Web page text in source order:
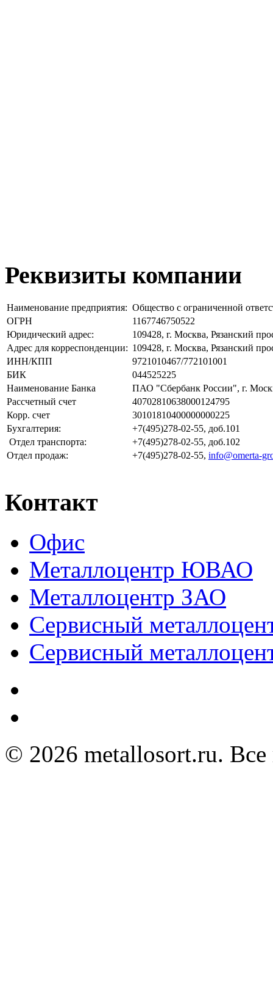
Реквизиты компании
Наименование предприятия: Общество с ограниченной
ОГРН
1167746750522
Юридический адрес:
109428, г. Москва, Рязанский
Адрес для корреспонденции: 109428, г. Москва, Рязанский
ИНН/КПП
9721010467/772101001
БИК
044525225
Наименование Банка
ПАО "Сбербанк России", г.
Рассчетный счет
40702810638000124795
Корр. счет
30101810400000000225
Бухгалтерия:
+7(495)278-02-55, доб.101
Отдел транспорта:
+7(495)278-02-55, доб.102
Отдел продаж:
+7(495)278-02-55, info@omerta-
Контакт
Офис
Металлоцентр ЮВАО
Металлоцентр ЗАО
Сервисный
Сервисный
© 2026 metallosort.ru.